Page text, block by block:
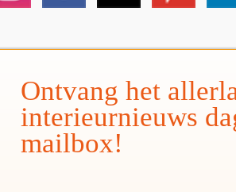
Ontvang het
interieurnieuws
mailbox!